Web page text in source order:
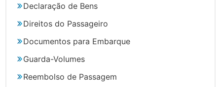
Declaração de Bens
Direitos do Passageiro
Documentos para Embarque
Guarda-Volumes
Reembolso de Passagem